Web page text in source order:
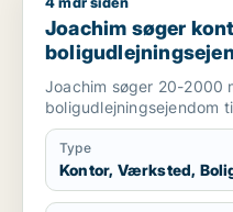
Joachim søger kontor,
Joachim søger
Storkøbenhavn
Joachim søger 20-
boligudlejningsejendom
Type
Kontor, Værksted,